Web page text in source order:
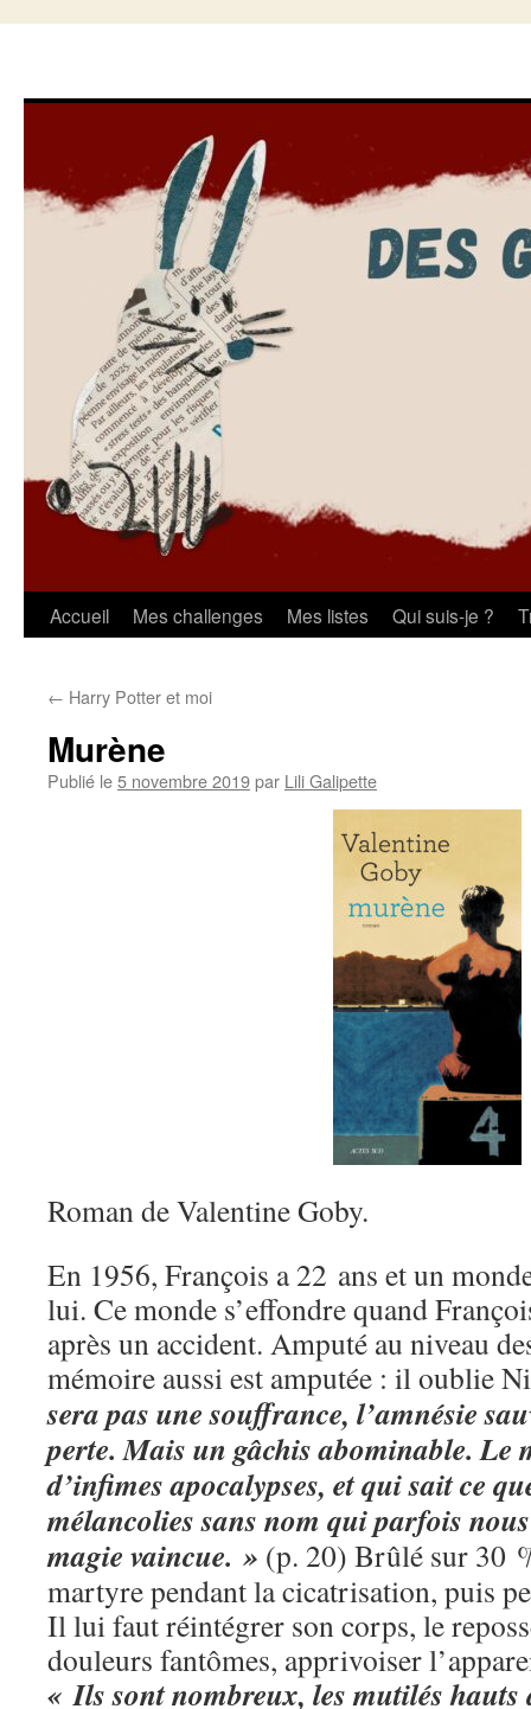
Aller
contenu
Accueil Mes challenges Mes listes Qui suis-je ?
← Harry Potter et moi
Murène
Publié le5 novembre 2019par Lili Galipette
Roman de Valentine Goby.
En 1956, François a 22 ans et un
lui. Ce monde s’effondre quand
après un accident. Amputé au niveau
mémoire aussi est amputée : il oublie
sera pas une souffrance, l’amnésie
perte. Mais un gâchis abominable. Le
d’infimes apocalypses, et qui sait ce
mélancolies sans nom qui parfois
magie vaincue. » (p. 20) Brûlé sur 30
martyre pendant la cicatrisation, puis
Il lui faut réintégrer son corps, le
douleurs fantômes, apprivoiser
« Ils sont nombreux, les mutilés